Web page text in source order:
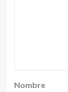
Nombre